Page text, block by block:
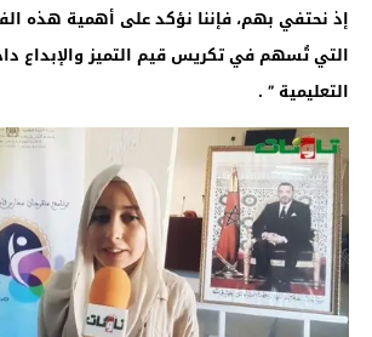
إذ نحتفي بهم، فإننا نؤكد على أهمية هذه
التي تُسهم في تكريس قيم التميز والإبداع
التعليمية ” .